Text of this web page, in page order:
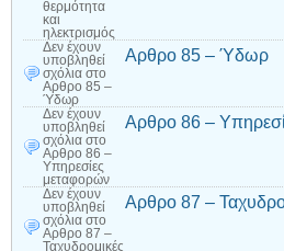
θερμότητα
και
ηλεκτρισμός
Δεν έχουν
υποβληθεί
σχόλια στο
Αρθρο 85 –
Ύδωρ
Αρθρο 85 – Ύδωρ
Δεν έχουν
υποβληθεί
σχόλια στο
Αρθρο 86 –
Υπηρεσίες
μεταφορών
Αρθρο 86 –
Δεν έχουν
υποβληθεί
σχόλια στο
Αρθρο 87 –
Ταχυδρομικές
Αρθρο 87 –